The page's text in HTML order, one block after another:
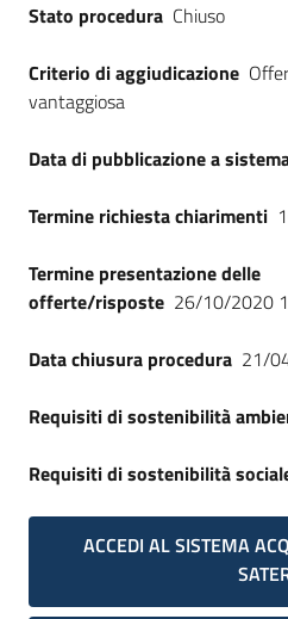
Seguici
Stato procedura Chiuso
Criterio di aggiudicazione
vantaggiosa
Data di pubblicazione a
Termine richiesta chiarimenti
Termine presentazione delle
offerte/risposte 26/10/2020
Data chiusura procedura 21/
Requisiti di sostenibilità
Requisiti di sostenibilità
ACCEDI AL SISTEMA